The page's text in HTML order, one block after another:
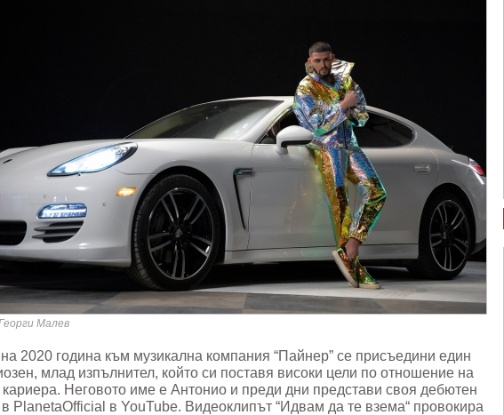
Малев
2020 година към музикална компания “Пайнер” се присъедини един
млад изпълнител, който си поставя високи цели по отношение на
кариера. Неговото име е Антонио и преди дни представи своя дебютен
в PlanetaOfficial в YouTube. Видеоклипът “Идвам да те взема“ провокира